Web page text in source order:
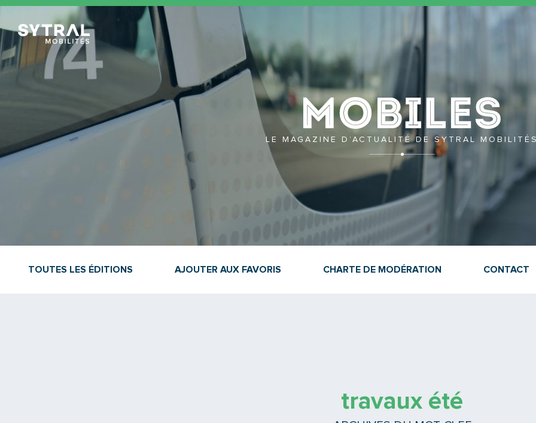
TCL Sytral
LE MAGAZINE D’ACTUALITÉ DE SYTRAL MOBILITÉS
TOUTES LES ÉDITIONS AJOUTER AUX FAVORIS CHARTE DE MODÉRATION CONTACT
travaux été